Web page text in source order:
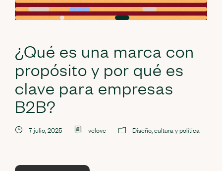
¿Qué es una marca con
propósito y por qué es
clave para empresas
B2B?
7 julio, 2025 velove Diseño, cultura y política